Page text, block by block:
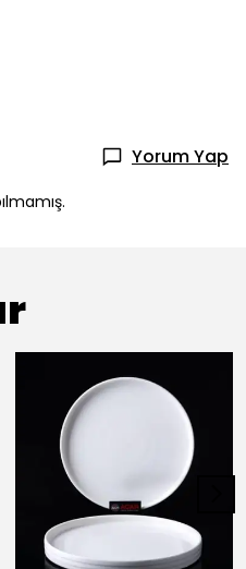
Yorum Yap